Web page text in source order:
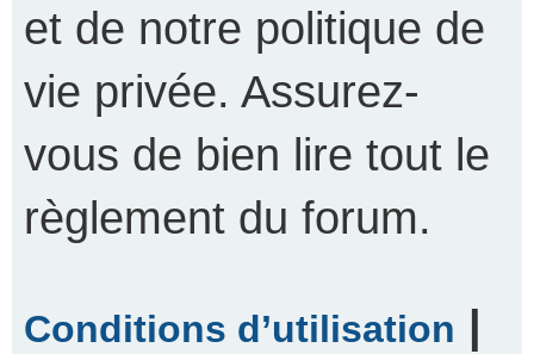
et de notre politique de
vie privée. Assurez-
vous de bien lire tout le
règlement du forum.
Conditions d’utilisation |